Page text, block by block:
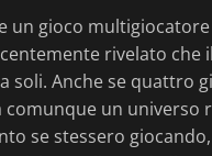
un gioco
rivelato
soli. Anche se quattro
un
se stessero